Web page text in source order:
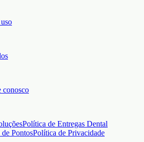
conosco
Política de Entregas Dental
PontosPolítica de Privacidade